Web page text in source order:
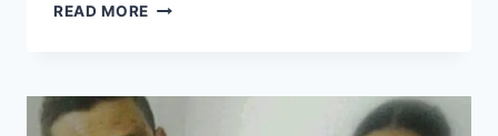
READ MORE BAGAIMANA
TIFUS,
DEMAM